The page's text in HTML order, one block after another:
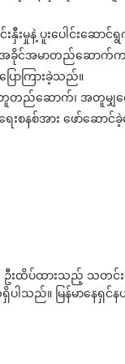
းနှီးမှုနဲ့ ပူးပေါင်းဆ
င်အမာတည်ဆောက်ကာ
ာကြားခဲ့သည်။
တည်ဆောက်၊ အတူမျှ
စနစ်အား ဖော်ဆောင်
းထိပ်ထားသည့် သတင်းမီ
ပါသည်။ မြန်မာနေ